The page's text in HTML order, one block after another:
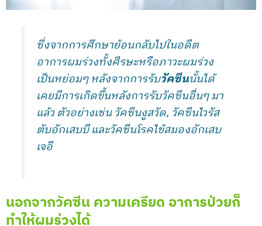
ซึ่งจากการศึกษาย้อนกลับไปในอดีต
อาการผมร่วงทั้งศีรษะหรือภาวะผมร่วง
เป็นหย่อมๆ หลังจากการรับวัคซีนนั้นได้
เคยมีการเกิดขึ้นหลังการรับวัคซีนอื่นๆ มา
แล้ว ตัวอย่างเช่น วัคซีนงูสวัด, วัคซีนไวรัส
ตับอักเสบบี และวัคซีนโรคไข้สมองอักเสบ
เจอี
นอกจากวัคซีน ความเครียด อาการป่วยก็
ทำให้ผมร่วงได้